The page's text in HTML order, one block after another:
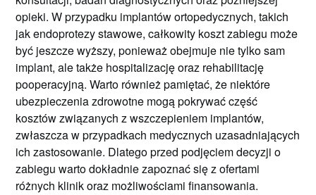
opieki. W przypadku implantów ortopedycznych, takich
jak endoprotezy stawowe, całkowity koszt zabiegu może
być jeszcze wyższy, ponieważ obejmuje nie tylko sam
implant, ale także hospitalizację oraz rehabilitację
pooperacyjną. Warto również pamiętać, że niektóre
ubezpieczenia zdrowotne mogą pokrywać część
kosztów związanych z wszczepieniem implantów,
zwłaszcza w przypadkach medycznych uzasadniających
ich zastosowanie. Dlatego przed podjęciem decyzji o
zabiegu warto dokładnie zapoznać się z ofertami
różnych klinik oraz możliwościami finansowania.